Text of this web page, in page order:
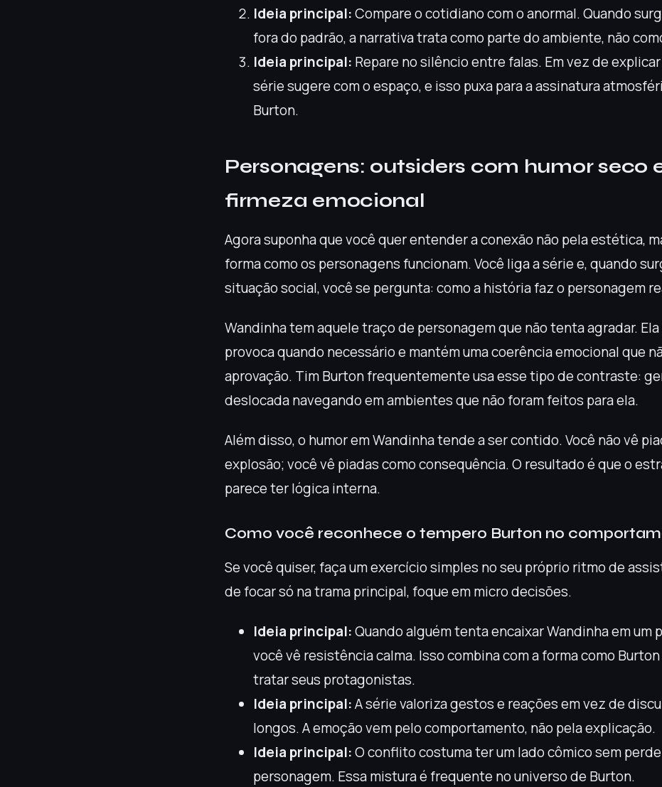
Ideia principal:Compare o cotidiano com o anormal. Quando
fora do padrão, a narrativa trata como parte do ambiente, não
Ideia principal: Repare no silêncio entre falas. Em vez de
série sugere com o espaço, e isso puxa para a assinatura
Burton.
Personagens: outsiders com humor seco
firmeza emocional
Agora suponha que você quer entender a conexão não pela estética,
forma como os personagens funcionam. Você liga a série e, quando
situação social, você se pergunta: como a história faz o personagem
Wandinha tem aquele traço de personagem que não tenta agradar. Ela
provoca quando necessário e mantém uma coerência emocional que
aprovação. Tim Burton frequentemente usa esse tipo de contraste:
deslocada navegando em ambientes que não foram feitos para ela.
Além disso, o humor em Wandinha tende a ser contido. Você não vê
explosão; você vê piadas como consequência. O resultado é que o
parece ter lógica interna.
Como você reconhece o tempero Burton no
Se você quiser, faça um exercício simples no seu próprio ritmo de
de focar só na trama principal, foque em micro decisões.
Ideia principal:Quando alguém tenta encaixar Wandinha em um
você vê resistência calma. Isso combina com a forma como
tratar seus protagonistas.
Ideia principal:A série valoriza gestos e reações em vez de
longos. A emoção vem pelo comportamento, não pela explicação.
Ideia principal:O conflito costuma ter um lado cômico sem
personagem. Essa mistura é frequente no universo de Burton.